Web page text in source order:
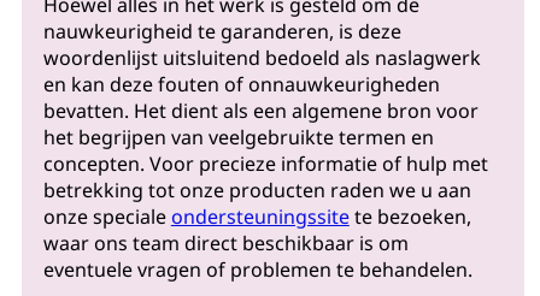
nauwkeurigheid te garanderen, is deze
woordenlijst uitsluitend bedoeld als naslagwerk
en kan deze fouten of onnauwkeurigheden
bevatten. Het dient als een algemene bron voor
het begrijpen van veelgebruikte termen en
concepten. Voor precieze informatie of hulp met
betrekking tot onze producten raden we u aan
onze specialeondersteuningssitete bezoeken,
waar ons team direct beschikbaar is om
eventuele vragen of problemen te behandelen.